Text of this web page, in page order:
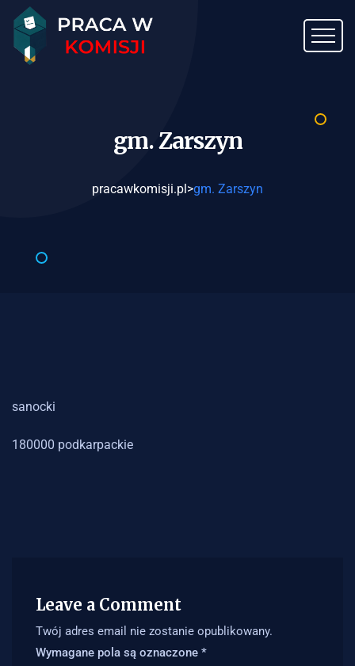
gm.Zarszyn
pracawkomisji.pl>gm. Zarszyn
sanocki
180000 podkarpackie
Leave a Comment
Twój adres email nie zostanie opublikowany.
Wymagane pola są oznaczone *